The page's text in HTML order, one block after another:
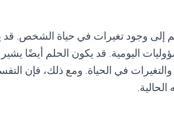
وجود تغيرات في حياة الشخص. قد
اليومية. قد يكون الحلم أيضًا يشير
في الحياة. ومع ذلك، فإن